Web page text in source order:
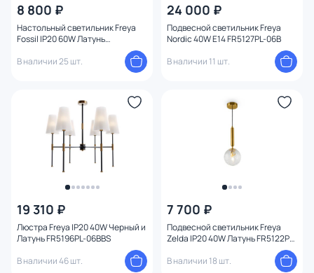
8 800 ₽
Настольный светильник Freya
Fossil IP20 60W Латунь
В наличии 25 шт.
24 000 ₽
Подвесной светильник Freya
Nordic 40W E14 FR5127PL-06B
В наличии 11 шт.
19 310 ₽
Люстра Freya IP20 40W Черный и
Латунь FR5196PL-06BBS
В наличии 46 шт.
7 700 ₽
Подвесной светильник Freya
Zelda IP20 40W Латунь FR5122PL-
В наличии 18 шт.